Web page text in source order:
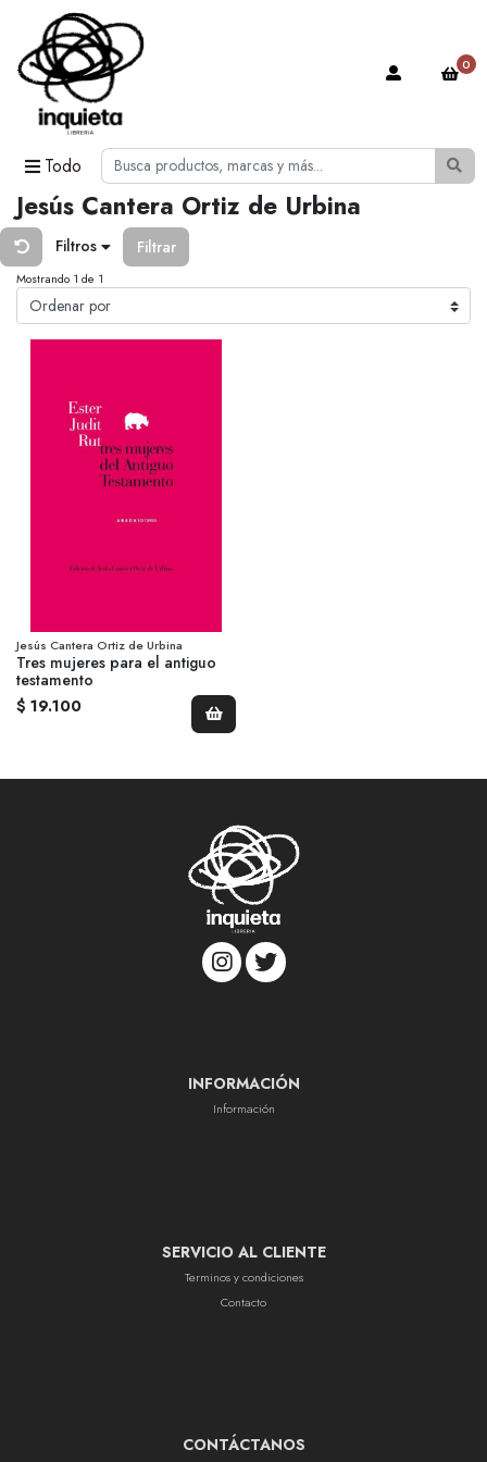
Todo
0
Jesús Cantera Ortiz de Urbina
Filtros Filtrar
Mostrando 1 de 1
Jesús Cantera Ortiz de Urbina
Tres mujeres para el antiguo
testamento
$ 19.100
INFORMACIÓN
Información
SERVICIO AL CLIENTE
Terminos y condiciones
Contacto
CONTÁCTANOS